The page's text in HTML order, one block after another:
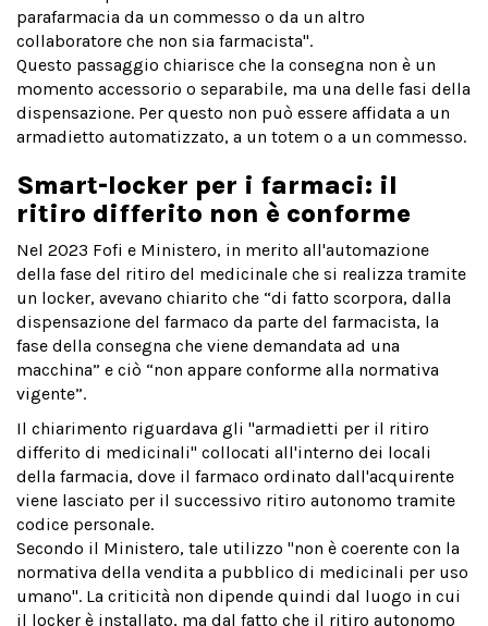
parafarmacia da un commesso o da un altro
collaboratore che non sia farmacista".
Questo passaggio chiarisce che la consegna non è un
momento accessorio o separabile, ma una delle fasi della
dispensazione. Per questo non può essere affidata a un
armadietto automatizzato, a un totem o a un commesso.
Smart-locker per i farmaci: il
ritiro differito non è conforme
Nel 2023 Fofi e Ministero, in merito all'automazione
della fase del ritiro del medicinale che si realizza tramite
un locker, avevano chiarito che “di fatto scorpora, dalla
dispensazione del farmaco da parte del farmacista, la
fase della consegna che viene demandata ad una
macchina” e ciò “non appare conforme alla normativa
vigente”.
Il chiarimento riguardava gli "armadietti per il ritiro
differito di medicinali" collocati all'interno dei locali
della farmacia, dove il farmaco ordinato dall'acquirente
viene lasciato per il successivo ritiro autonomo tramite
codice personale.
Secondo il Ministero, tale utilizzo "non è coerente con la
normativa della vendita a pubblico di medicinali per uso
umano". La criticità non dipende quindi dal luogo in cui
il locker è installato, ma dal fatto che il ritiro autonomo